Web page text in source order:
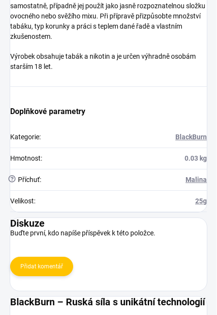
samostatně, případně jej použít jako jasně rozpoznatelnou složku
ovocného nebo svěžího mixu. Při přípravě přizpůsobte množství
tabáku, typ korunky a práci s teplem dané řadě a vlastním
zkušenostem.
Výrobek obsahuje tabák a nikotin a je určen výhradně osobám
starším 18 let.
Doplňkové parametry
Kategorie: BlackBurn
Hmotnost: 0.03 kg
? Příchuť: Malina
Velikost: 25g
Diskuze
Buďte první, kdo napíše příspěvek k této položce.
Přidat komentář
BlackBurn – Ruská síla s unikátní technologií